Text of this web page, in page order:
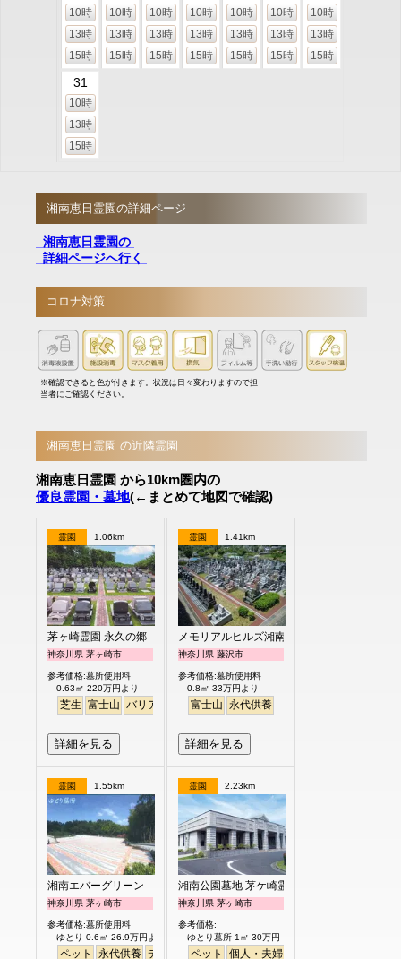
10時
13時
15時
10時
13時
15時
10時
13時
15時
10時
13時
15時
10時
13時
15時
10時
13時
15時
10時
13時
15時
31
10時
13時
15時
湘南恵日霊園の詳細ページ
湘南恵日霊園の
詳細ページへ行く
コロナ対策
※確認できると色が付きます。状況は日々変わりますので担
当者にご確認ください。
湘南恵日霊園 の近隣霊園
湘南恵日霊園 から10km圏内の
優良霊園・墓地(←まとめて地図で確認)
霊園 1.06km
茅ヶ崎霊園 永久の郷
神奈川県 茅ヶ崎市
参考価格:墓所使用料
0.63㎡ 220万円より
芝生 富士山 バリアフリー
詳細を見る
霊園 1.41km
メモリアルヒルズ湘南
神奈川県 藤沢市
参考価格:墓所使用料
0.8㎡ 33万円より
富士山 永代供養
詳細を見る
霊園 1.55km
湘南エバーグリーン
神奈川県 茅ヶ崎市
参考価格:墓所使用料
ゆとり 0.6㎡ 26.9万円より
ペット 永代供養 デザイン 明るい
霊園 2.23km
湘南公園墓地 茅ケ崎霊園
神奈川県 茅ヶ崎市
参考価格:
ゆとり墓所 1㎡ 30万円
ペット 個人・夫婦